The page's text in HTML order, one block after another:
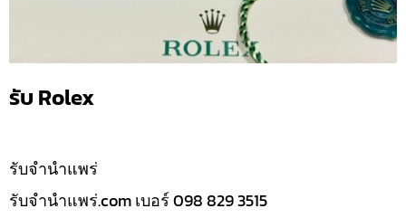
รับ Rolex
รับจํานำแพร่
รับจํานําแพร่.com เบอร์ 098 829 3515